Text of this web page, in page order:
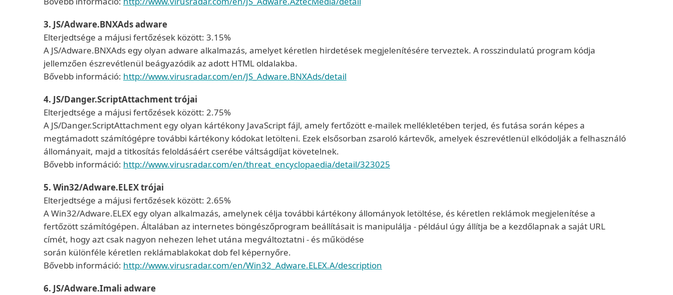
3. JS/Adware.BNXAds adware
Elterjedtsége a májusi fertőzések között: 3.15%
A JS/Adware.BNXAds egy olyan adware alkalmazás, amelyet kéretlen hirdetések megjelenítésére terveztek. A rosszindulatú program kódja
jellemzően észrevétlenül beágyazódik az adott HTML oldalakba.
Bővebb információ: http://www.virusradar.com/en/JS_Adware.BNXAds/detail
4. JS/Danger.ScriptAttachment trójai
Elterjedtsége a májusi fertőzések között: 2.75%
A JS/Danger.ScriptAttachment egy olyan kártékony JavaScript fájl, amely fertőzött e-mailek mellékletében terjed, és futása során képes a
megtámadott számítógépre további kártékony kódokat letölteni. Ezek elsősorban zsaroló kártevők, amelyek észrevétlenül elkódolják a felhasználó
állományait, majd a titkosítás feloldásáért cserébe váltságdíjat követelnek.
Bővebb információ: http://www.virusradar.com/en/threat_encyclopaedia/detail/323025
5. Win32/Adware.ELEX trójai
Elterjedtsége a májusi fertőzések között: 2.65%
A Win32/Adware.ELEX egy olyan alkalmazás, amelynek célja további kártékony állományok letöltése, és kéretlen reklámok megjelenítése a
fertőzött számítógépen. Általában az internetes böngészőprogram beállításait is manipulálja - például úgy állítja be a kezdőlapnak a saját URL
címét, hogy azt csak nagyon nehezen lehet utána megváltoztatni - és működése
során különféle kéretlen reklámablakokat dob fel képernyőre.
Bővebb információ: http://www.virusradar.com/en/Win32_Adware.ELEX.A/description
6. JS/Adware.Imali adware